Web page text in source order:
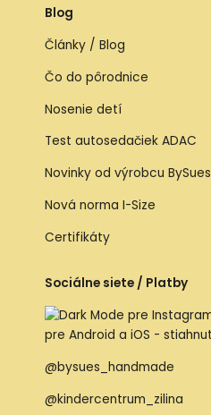
Blog
Články / Blog
Čo do pôrodnice
Nosenie detí
Test autosedačiek ADAC
Novinky od výrobcu BySues
Nová norma I-Size
Certifikáty
Sociálne siete / Platby
@bysues_handmade
@kindercentrum_zilina